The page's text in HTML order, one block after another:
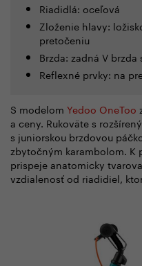
Riadidlá: oceľová
Zloženie hlavy:
pretočeniu
Brzda: zadná V
Reflexné prvky: na
S modelom Yedoo OneToo
a ceny. Rukoväte s
s juniorskou brzdovou
zbytočným karambolom. K
prispeje anatomicky
vzdialenosť od riadidiel,